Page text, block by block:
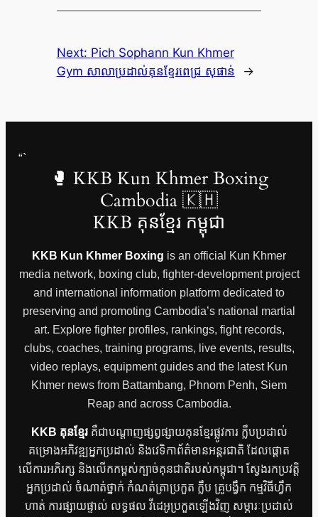
Next: Pich Sophann Kun Khmer
Gym សាលាប្រដាល់គុនខ្មែរពេជ្រ សុផាន់
→
“`
🥊 KKB Kun Khmer Boxing
Cambodia 🇰🇭
KKB គុនខ្មែរ កម្ពុជា
KKB Kun Khmer Boxing is an official Kun Khmer
media network, boxing club, fighter-development project
and international information platform dedicated to
preserving and promoting Cambodia’s national martial
art. Explore fighter profiles, rankings, fight records,
clubs, coaches, training programs, live events, results,
video replays, equipment guides and the latest Kun
Khmer news from Battambang, Phnom Penh, Siem
Reap and across Cambodia.
KKB គុនខ្មែរគឺជាបណ្តាញផ្សព្វផ្សាយគុនខ្មែរផ្លូវការ ក្លឹបប្រដាល់
គម្រោងអភិវឌ្ឍអ្នកប្រដាល់ និងវេទិកាព័ត៌មានអន្តរជាតិ ដែលផ្តោត
លើការអភិរក្ស និងលើកកម្ពស់ក្បាច់គុនជាតិរបស់កម្ពុជា។ ស្វែងរកប្រវត្តិ
អ្នកប្រដាល់ ចំណាត់ថ្នាក់ កំណត់ត្រាប្រកួត ក្លឹប គ្រូបង្វឹក កម្មវិធីហ្វឹក
ហាត់ ការផ្សាយផ្ទាល់ លទ្ធផល វីដេអូប្រកួតឡើងវិញ សម្ភារៈប្រដាល់